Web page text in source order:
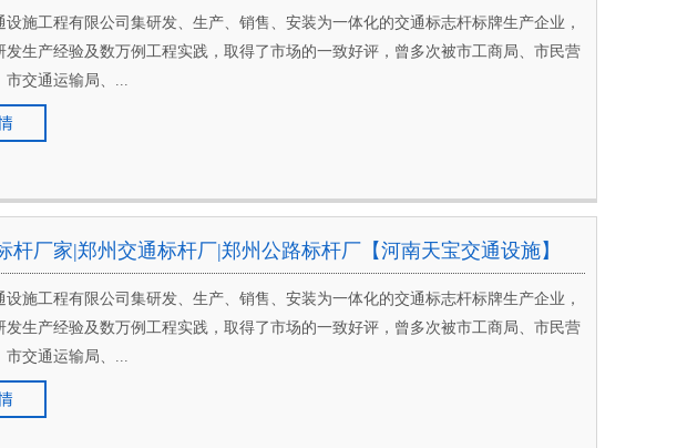
设施工程有限公司集研发、生产、销售、安装为一体化的交通标志杆标牌生产企业，
发生产经验及数万例工程实践，取得了市场的一致好评，曾多次被市工商局、市民营
市交通运输局、...
杆厂家|郑州交通标杆厂|郑州公路标杆厂【河南天宝交通设施】
设施工程有限公司集研发、生产、销售、安装为一体化的交通标志杆标牌生产企业，
发生产经验及数万例工程实践，取得了市场的一致好评，曾多次被市工商局、市民营
市交通运输局、...